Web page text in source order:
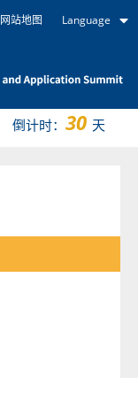
网站地图 Language
倒计时： 30 天